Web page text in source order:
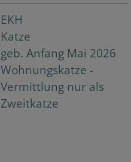
EKH
Katze
geb. Anfang Mai 2026
Wohnungskatze -
Vermittlung nur als
Zweitkatze